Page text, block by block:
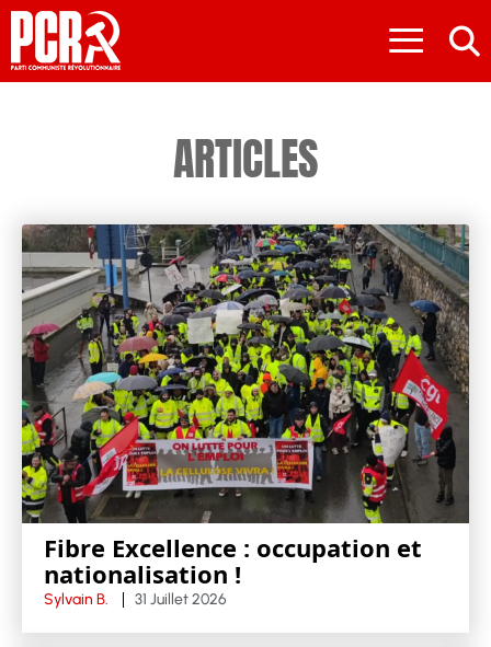
≡
ARTICLES
Fibre Excellence : occupation et
nationalisation !
Sylvain B. 31 Juillet 2026